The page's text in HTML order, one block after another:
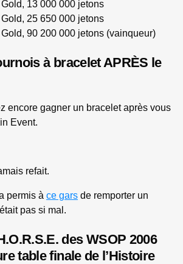
13 000 000 jetons
25 650 000 jetons
90 200 000 jetons (vainqueur)
à bracelet APRÈS le
encore gagner un bracelet après vous
Event.
refait.
permis à ce gars de remporter un
pas si mal.
des WSOP 2006
table finale de l’Histoire